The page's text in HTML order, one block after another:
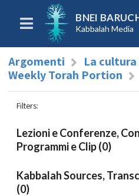
BNEI
Kabbalah Media
Argomenti
La cultura
Weekly Torah Portion
Filters:
Lezioni e Conferenze,
Programmi e Clip (0)
Kabbalah Sources,
(0)